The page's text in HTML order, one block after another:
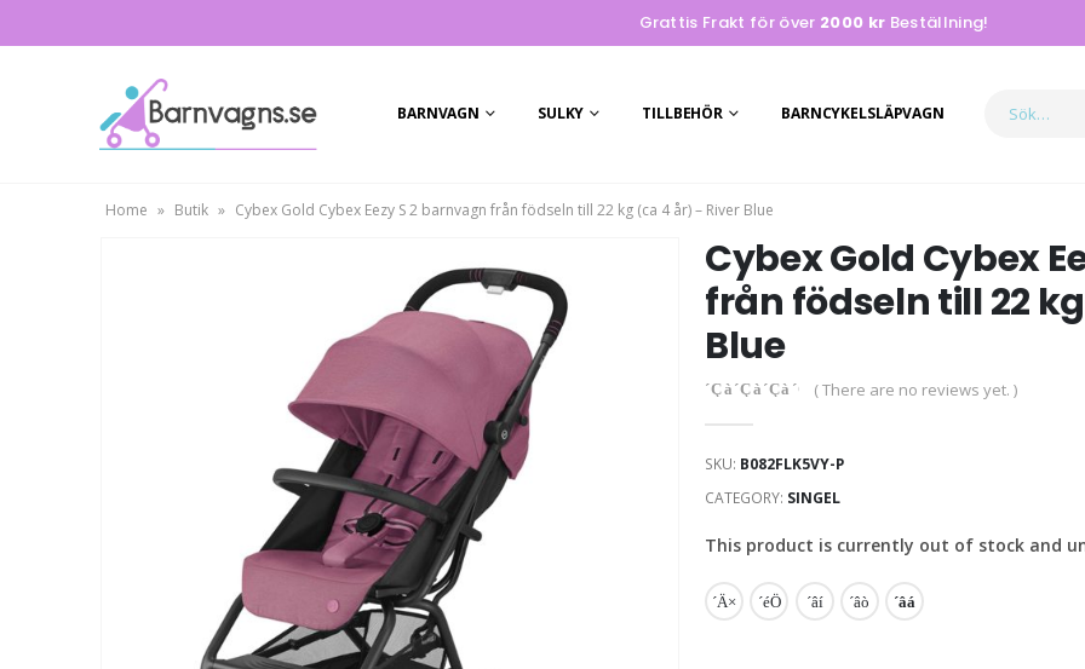
Grattis Frakt för över 2000 kr Beställning!
BARNVAGN SULKY TILLBEHÖR BARNCYKELSLÄPVAGN
Home » Butik » Cybex Gold Cybex Eezy S 2 barnvagn från födseln till 22 kg (ca 4 år) – River Blue
Cybex Gold Cybex
från födseln till 22
Blue
( There are no reviews yet. )
SKU: B082FLK5VY-P
CATEGORY: SINGEL
This product is currently out of stock and